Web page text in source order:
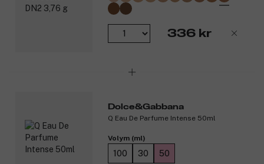
336 kr
Dolce&Gabbana
Q Eau De Parfume Intense 50ml
Volym (ml)
100 30 50